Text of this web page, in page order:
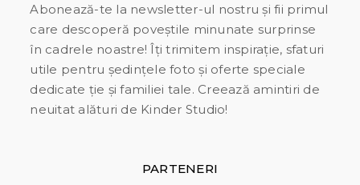
Abonează-te la newsletter-ul nostru și fii primul
care descoperă poveștile minunate surprinse
în cadrele noastre! Îți trimitem inspirație, sfaturi
utile pentru ședințele foto și oferte speciale
dedicate ție și familiei tale. Creează amintiri de
neuitat alături de Kinder Studio!
PARTENERI